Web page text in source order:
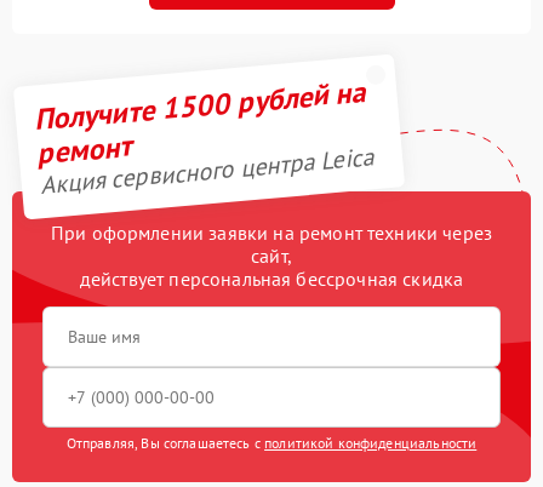
Получите 1500 рублей на
ремонт
Акция сервисного центра Leica
При оформлении заявки на ремонт техники через
сайт,
действует персональная бессрочная скидка
Отправляя, Вы соглашаетесь с политикой конфиденциальности